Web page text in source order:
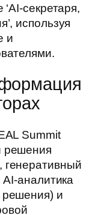
секретаря,
используя
и
Summit
решения
генеративный
аналитика
и